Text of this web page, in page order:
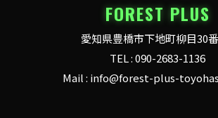
FOREST PLUS
愛知県豊橋市下地町柳目30
TEL : 090-2683-1136
Mail : info@forest-plus-